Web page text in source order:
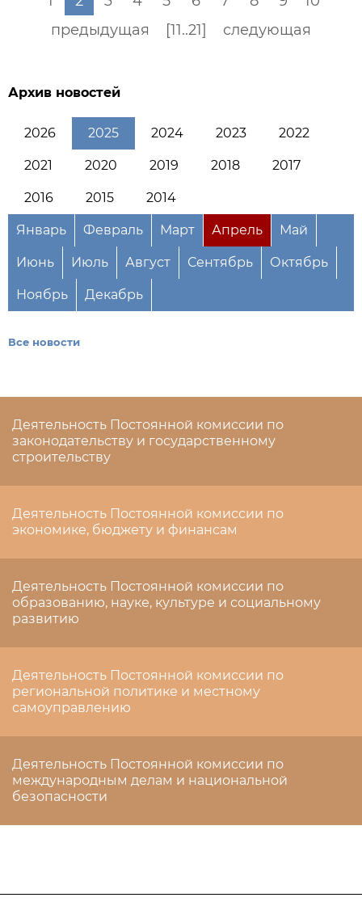
предыдущая
[11..21]
следующая
Архив новостей
2026 2025 2024 2023 2022
2021 2020 2019 2018 2017
2016 2015 2014
Январь Февраль Март Апрель Май
Июнь Июль Август Сентябрь Октябрь
Ноябрь Декабрь
Все новости
Деятельность Постоянной комиссии по
законодательству и государственному
строительству
Деятельность Постоянной комиссии по
экономике, бюджету и финансам
Деятельность Постоянной комиссии по
образованию, науке, культуре и социальному
развитию
Деятельность Постоянной комиссии по
региональной политике и местному
самоуправлению
Деятельность Постоянной комиссии по
международным делам и национальной
безопасности